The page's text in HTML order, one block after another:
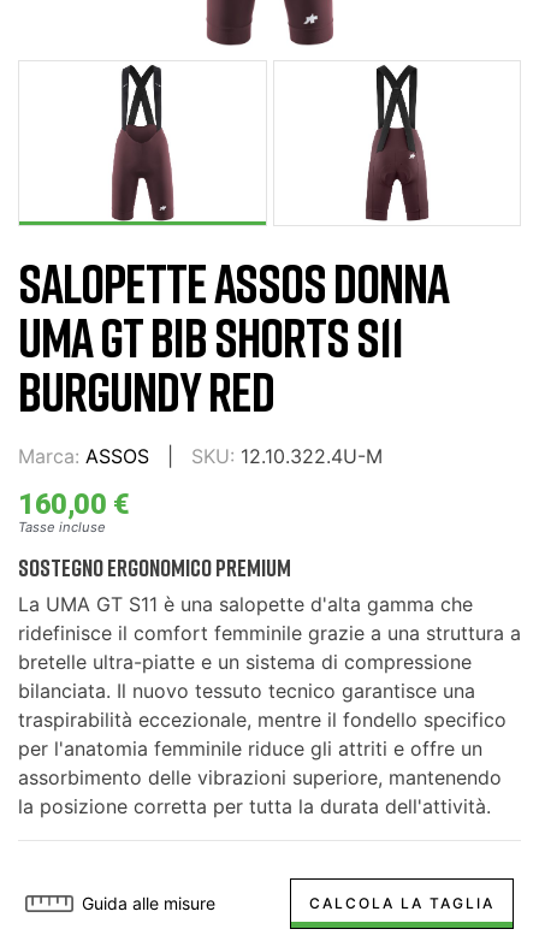
SALOPETTE ASSOS DONNA
UMA GT BIB SHORTS S11
BURGUNDY RED
Marca: ASSOS SKU: 12.10.322.4U-M
160,00 €
Tasse incluse
Sostegno Ergonomico Premium
La UMA GT S11 è una salopette d'alta gamma che
ridefinisce il comfort femminile grazie a una struttura a
bretelle ultra-piatte e un sistema di compressione
bilanciata. Il nuovo tessuto tecnico garantisce una
traspirabilità eccezionale, mentre il fondello specifico
per l'anatomia femminile riduce gli attriti e offre un
assorbimento delle vibrazioni superiore, mantenendo
la posizione corretta per tutta la durata dell'attività.
Guida alle misure CALCOLA LA TAGLIA